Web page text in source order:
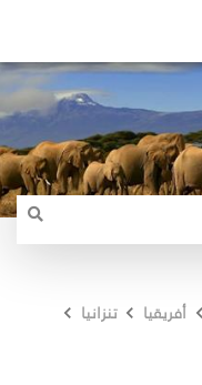
أفريقيا
تنزانيا